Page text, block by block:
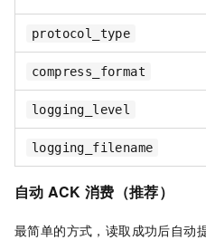
protocol_type
compress_format
logging_level
logging_filename
自动 ACK 消费（推荐）
最简单的方式，读取成功后自动